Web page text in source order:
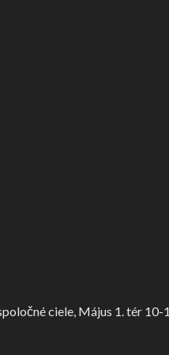
ciele, Május 1. tér 10-